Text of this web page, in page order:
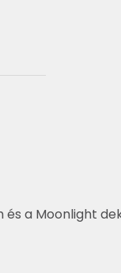
és a Moonlight